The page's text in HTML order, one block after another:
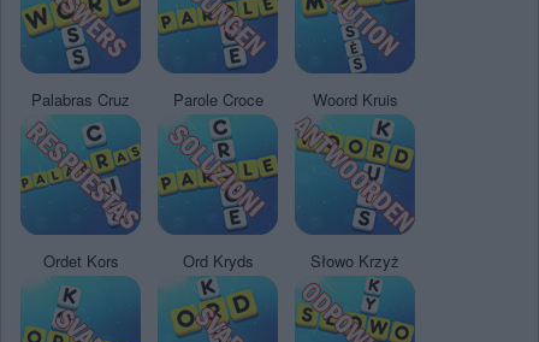
Palabras Cruz Parole Croce Woord Kruis
Ordet Kors Ord Kryds Słowo Krzyż